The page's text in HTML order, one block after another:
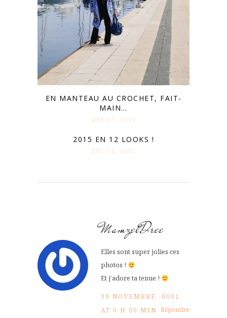
EN MANTEAU AU CROCHET, FAIT-
MAIN…
AVR 07. 2016
2015 EN 12 LOOKS !
DÉC 31. 2015
MamzelDree
Elles sont super jolies ces
photos !
Et j’adore ta tenue !
30 NOVEMBRE -0001
AT 0 H 00 MIN Répondre